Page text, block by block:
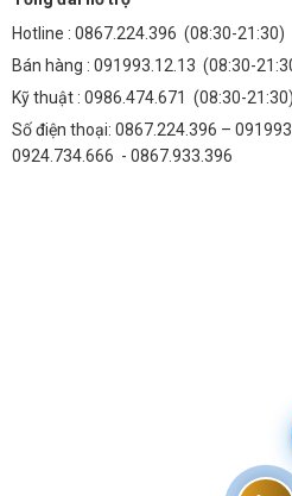
Cấp bảo vệ: IP65
Ứng dụng: Chiếu sáng lối
công viên, khách sạn,
thự, khu dân cư cao cấp.
Hotline : 0867.224.396 (08:30-21:30)
Bán hàng : 091993.12.13 (08:30-
Kỹ thuật : 0986.474.671 (08:30-21:30)
Số điện thoại: 0867.224.396 –
0924.734.666 - 0867.933.396